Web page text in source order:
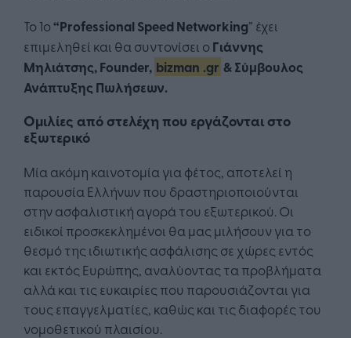
Το 1ο“Professional SpeedNetworking” έχει
επιμεληθεί και θα συντονίσει ο Γιάννης
Μηλιάτσης,Founder, bizman .gr & Σύμβουλος
Ανάπτυξης Πωλήσεων.
Ομιλίες από στελέχη που εργάζονται στο
εξωτερικό
Μία ακόμη καινοτομία για φέτος, αποτελεί η
παρουσία Ελλήνων που δραστηριοποιούνται
στην ασφαλιστική αγορά του εξωτερικού. Οι
ειδικοί προσκεκλημένοι θα μας μιλήσουν για το
θεσμό της ιδιωτικής ασφάλισης σε χώρες εντός
και εκτός Ευρώπης, αναλύοντας τα προβλήματα
αλλά και τις ευκαιρίες που παρουσιάζονται για
τους επαγγελματίες, καθώς και τις διαφορές του
νομοθετικού πλαισίου.